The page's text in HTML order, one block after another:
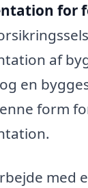
for
af
en
form
med